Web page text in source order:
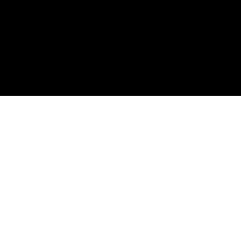
conteúdo